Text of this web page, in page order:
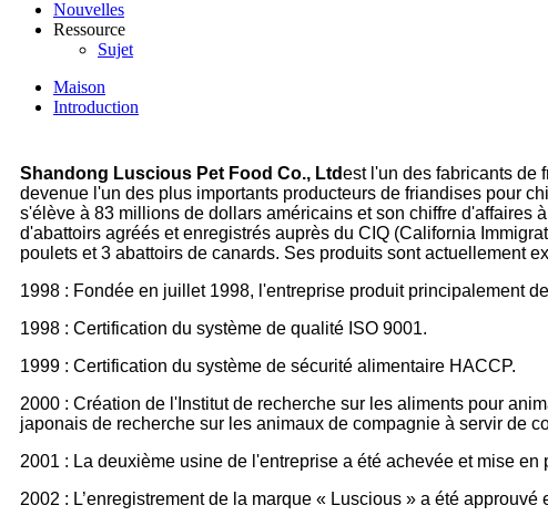
Nouvelles
Ressource
Sujet
Maison
Introduction
Shandong Luscious Pet Food Co., Ltdest l'un des fabricants de
devenue l'un des plus importants producteurs de friandises pour
s'élève à 83 millions de dollars américains et son chiffre d'affaires
d'abattoirs agréés et enregistrés auprès du CIQ (California
poulets et 3 abattoirs de canards. Ses produits sont actuellement
1998 : Fondée en juillet 1998, l'entreprise produit principalement
1998 : Certification du système de qualité ISO 9001.
1999 : Certification du système de sécurité alimentaire HACCP.
2000 : Création de l'Institut de recherche sur les aliments pour
japonais de recherche sur les animaux de compagnie à servir de
2001 : La deuxième usine de l'entreprise a été achevée et mise
2002 : L’enregistrement de la marque « Luscious » a été